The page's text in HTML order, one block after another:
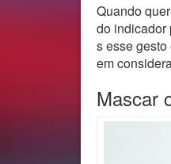
Quando
do indicador
s esse
em
Mascar